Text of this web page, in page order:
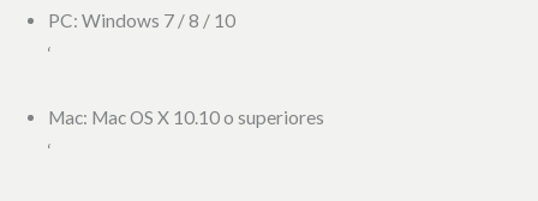
PC: Windows 7 / 8 / 10
‘
Mac: Mac OS X 10.10 o superiores
‘